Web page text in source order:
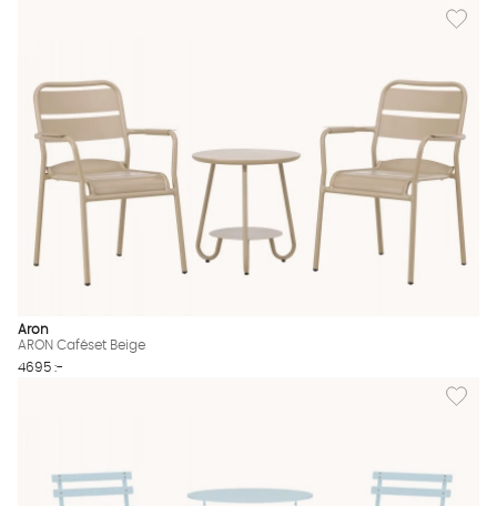
Lägg
Aron
ARON Caféset Beige
4695 :-
Lägg